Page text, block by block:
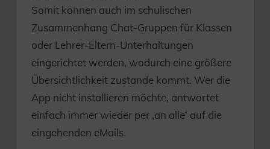
Somit können auch im schulischen
Zusammenhang Chat-Gruppen für Klassen
oder Lehrer-Eltern-Unterhaltungen
eingerichtet werden, wodurch eine größere
Übersichtlichkeit zustande kommt. Wer die
App nicht installieren möchte, antwortet
einfach immer wieder per ‚an alle‘ auf die
eingehenden eMails.